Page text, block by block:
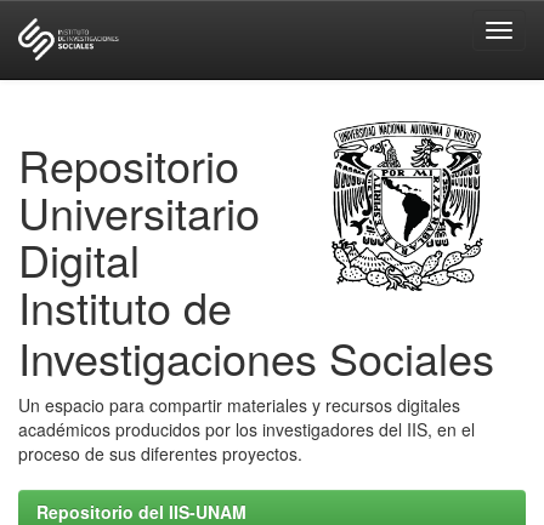
Repositorio
Universitario
Digital
Instituto de
Investigaciones Sociales
Un espacio para compartir materiales y recursos digitales
académicos producidos por los investigadores del IIS, en el
proceso de sus diferentes proyectos.
Repositorio del IIS-UNAM